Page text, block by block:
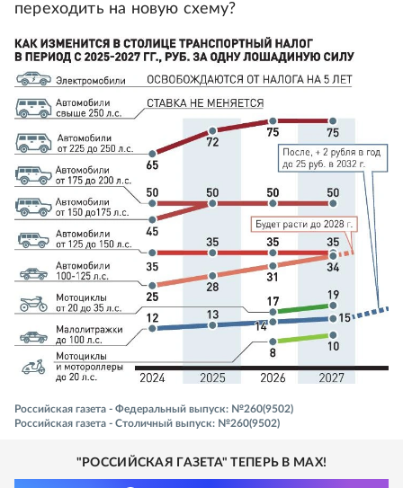
переходить на новую схему?
Российская газета - Федеральный выпуск: №260(9502)
Российская газета - Столичный выпуск: №260(9502)
"РОССИЙСКАЯ ГАЗЕТА" ТЕПЕРЬ В MAX!